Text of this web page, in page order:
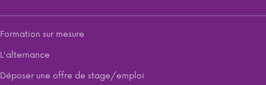
Formation sur mesure
L'alternance
Déposer une offre de stage/emploi